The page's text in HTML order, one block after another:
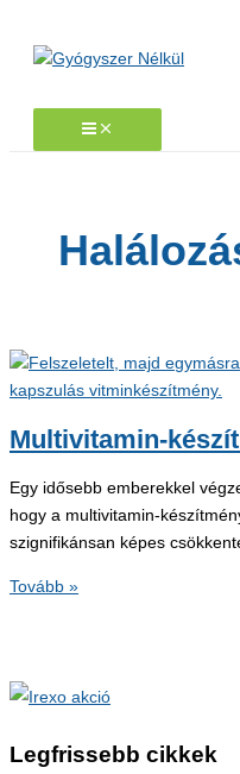
Multivitamin-
Egy idősebb emberekkel
hogy a multivitamin-
szignifikánsan képes
Multivitamin-
Tovább »
Legfrissebb cikkek